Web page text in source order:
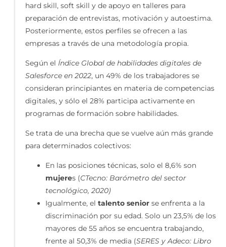
hard skill, soft skill y de apoyo en talleres para
preparación de entrevistas, motivación y autoestima.
Posteriormente, estos perfiles se ofrecen a las
empresas a través de una metodología propia.
Según el Índice Global de habilidades digitales de
Salesforce en 2022, un 49% de los trabajadores se
consideran principiantes en materia de competencias
digitales, y sólo el 28% participa activamente en
programas de formación sobre habilidades.
Se trata de una brecha que se vuelve aún más grande
para determinados colectivos:
En las posiciones técnicas, solo el 8,6% son
mujeres (CTecno: Barómetro del sector
tecnológico, 2020)
Igualmente, el talento senior se enfrenta a la
discriminación por su edad. Solo un 23,5% de los
mayores de 55 años se encuentra trabajando,
frente al 50,3% de media (SERES y Adeco: Libro